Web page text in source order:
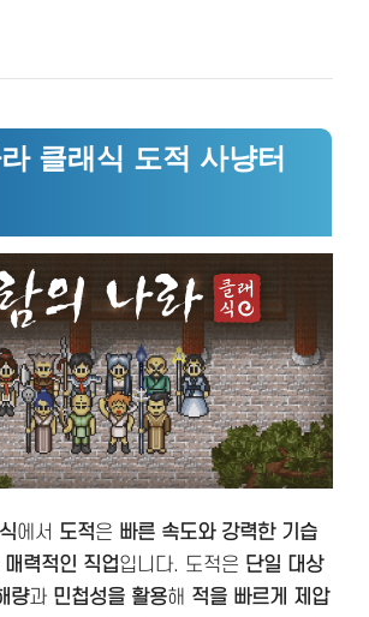
클래식 도적 사냥터
에서 도적은 빠른 속도와 강력한 기습
력적인 직업입니다. 도적은 단일 대상
량과 민첩성을 활용해 적을 빠르게 제압